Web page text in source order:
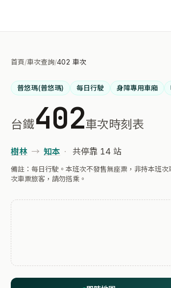
首頁/車次查詢/402 車次
普悠瑪(普悠瑪) 每日行駛 身障專用車廂
台鐵402車次時刻表
樹林 → 知本 · 共停靠 14 站
備註：每日行駛。本班次不發售無座票，非持本班
次車票旅客，請勿搭乘。